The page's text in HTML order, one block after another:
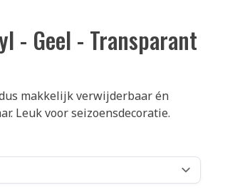
- Geel - Transparant
makkelijk verwijderbaar én
Leuk voor seizoensdecoratie.